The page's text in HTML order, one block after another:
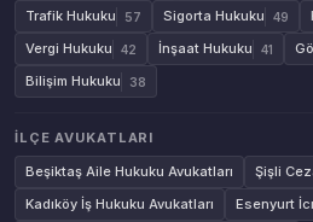
Trafik Hukuku 57 Sigorta Hukuku 49
Vergi Hukuku 42 İnşaat Hukuku 41
Bilişim Hukuku 38
İLÇE AVUKATLARI
Beşiktaş Aile Hukuku Avukatları
Şişli
Kadıköy İş Hukuku Avukatları
Esenyurt